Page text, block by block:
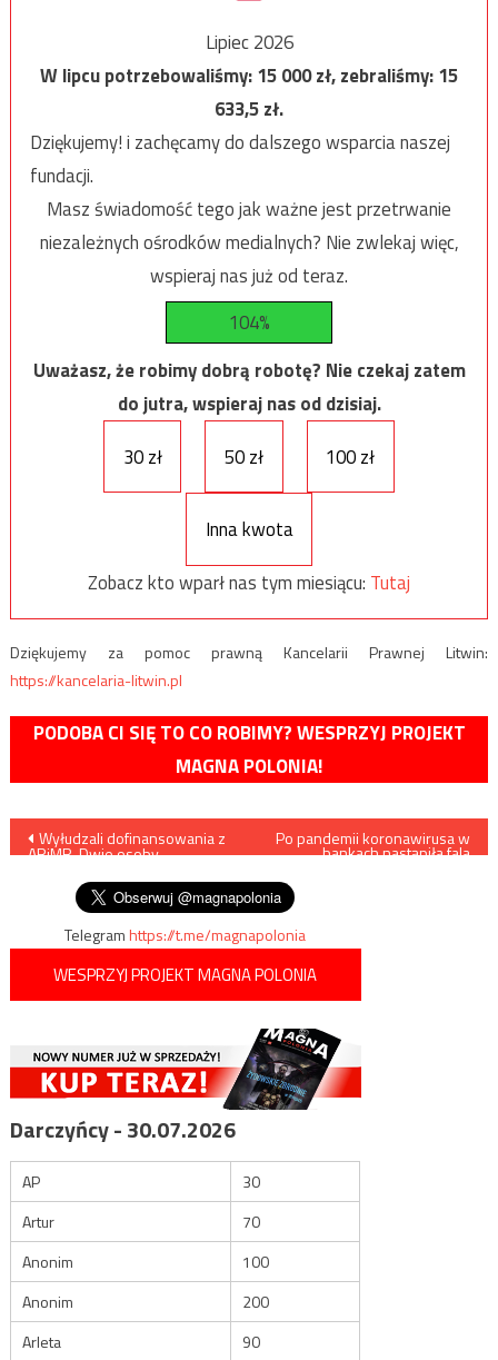
Lipiec 2026
W lipcu potrzebowaliśmy:15 000zł, zebraliśmy:15
633,5zł.
Dziękujemy! i zachęcamy do dalszego wsparcia naszej
fundacji.
Masz świadomość tego jak ważne jest przetrwanie
niezależnych ośrodków medialnych? Nie zwlekaj więc,
wspieraj nas już od teraz.
104%
Uważasz, że robimy dobrą robotę? Nie czekaj zatem
do jutra, wspieraj nas od dzisiaj.
30 zł
50 zł 100 zł
Inna kwota
Zobacz kto wparł nas tym miesiącu: Tutaj
Dziękujemy za pomoc prawną Kancelarii Prawnej Litwin:
https://kancelaria-litwin.pl
PODOBA CI SIĘ TO CO ROBIMY? WESPRZYJ PROJEKT
MAGNA POLONIA!
Nawigacja
wpisu
Wyłudzali dofinansowania z
ARiMR. Dwie osoby
Po pandemii koronawirusa w
bankach nastąpiła fala
Telegramhttps://t.me/magnapolonia
WESPRZYJ PROJEKT MAGNA POLONIA
Darczyńcy - 30.07.2026
AP
30
Artur
70
Anonim
100
Anonim
200
Arleta
90